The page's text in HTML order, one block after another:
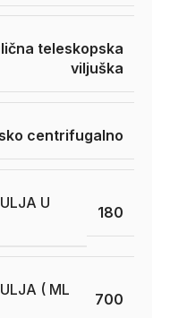
teleskopska
viljuška
centrifugalno
U
180
( ML
700